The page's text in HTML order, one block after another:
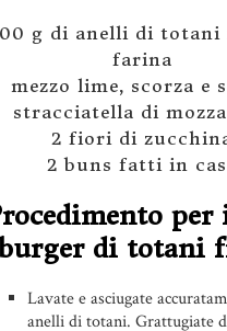
g di anelli di totani
farina
mezzo lime, scorza e
stracciatella di
2 fiori di
2 buns fatti in
di totani
Lavate e asciugate
anelli di totani. Grattugiate